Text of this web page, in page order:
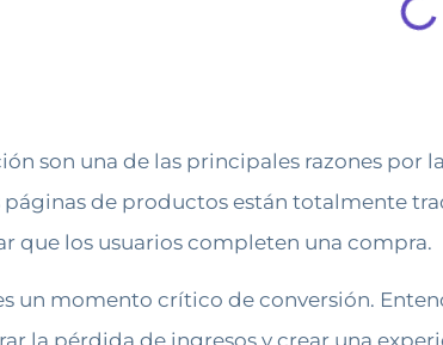
son una de las principales razones por
de productos están totalmente
que los usuarios completen una compra.
un momento crítico de conversión.